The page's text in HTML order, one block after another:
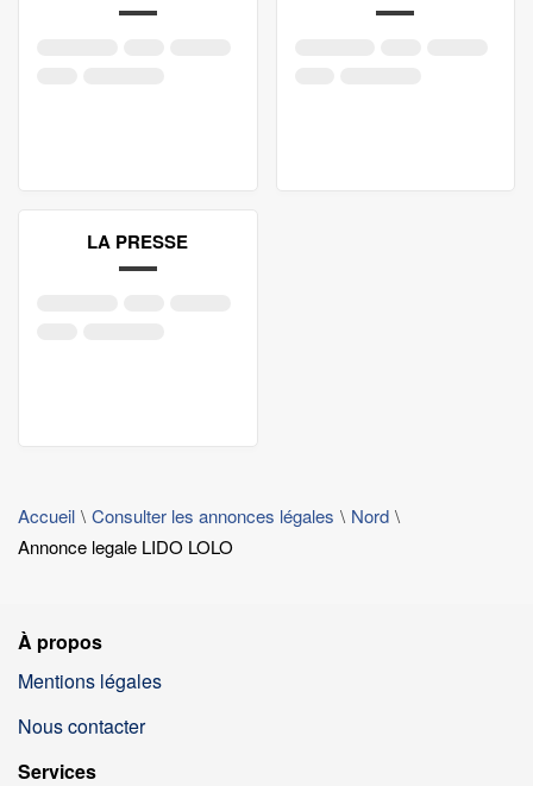
LA PRESSE
Accueil Consulter les annonces légales
Nord
Annonce legale LIDO LOLO
À propos
Mentions légales
Nous contacter
Services